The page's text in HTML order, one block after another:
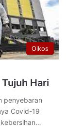
Oikos
Hari
penyebaran
Covid-19